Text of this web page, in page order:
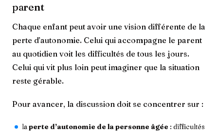
parent
Chaque enfant peut avoir une vision différente de la
perte d’autonomie. Celui qui accompagne le parent
au quotidien voit les difficultés de tous les jours.
Celui qui vit plus loin peut imaginer que la situation
reste gérable.
Pour avancer, la discussion doit se concentrer sur :
laperte d’autonomie de la personne âgée : difficultés